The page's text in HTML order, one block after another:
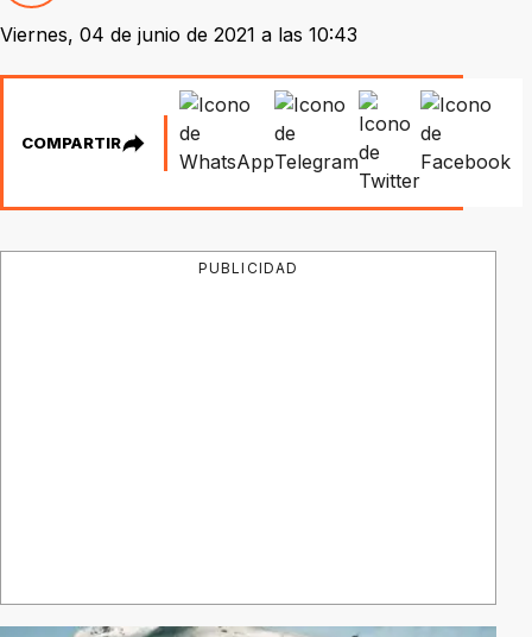
Viernes, 04 de junio de 2021 a las 10:43
COMPARTIR
PUBLICIDAD